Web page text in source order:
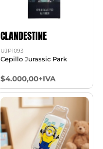
CLANDESTINE
UJP1093
Cepillo Jurassic Park
$4.000,00+IVA